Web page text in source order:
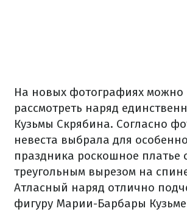
На новых фотографиях можно
рассмотреть наряд
Кузьмы Скрябина. Согласно
невеста выбрала для
праздника роскошное платье
треугольным вырезом на
Атласный наряд отлично
фигуру Марии-Барбары